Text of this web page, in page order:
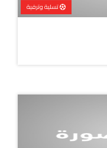
تسلية وترفية